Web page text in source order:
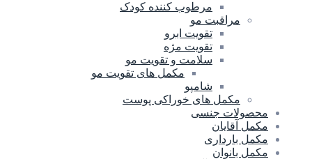
مرطوب کننده کودک
مراقبت مو
تقویت ابرو
تقویت مژه
سلامت و تقویت مو
مکمل های تقویت مو
شامپو
مکمل های خوراکی پوست
محصولات جنسی
مکمل آقایان
مکمل بارداری
مکمل بانوان